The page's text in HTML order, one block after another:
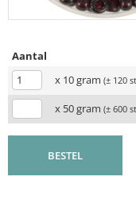
Aantal
x 10 gram (± 120
x 50 gram (± 600
BESTEL